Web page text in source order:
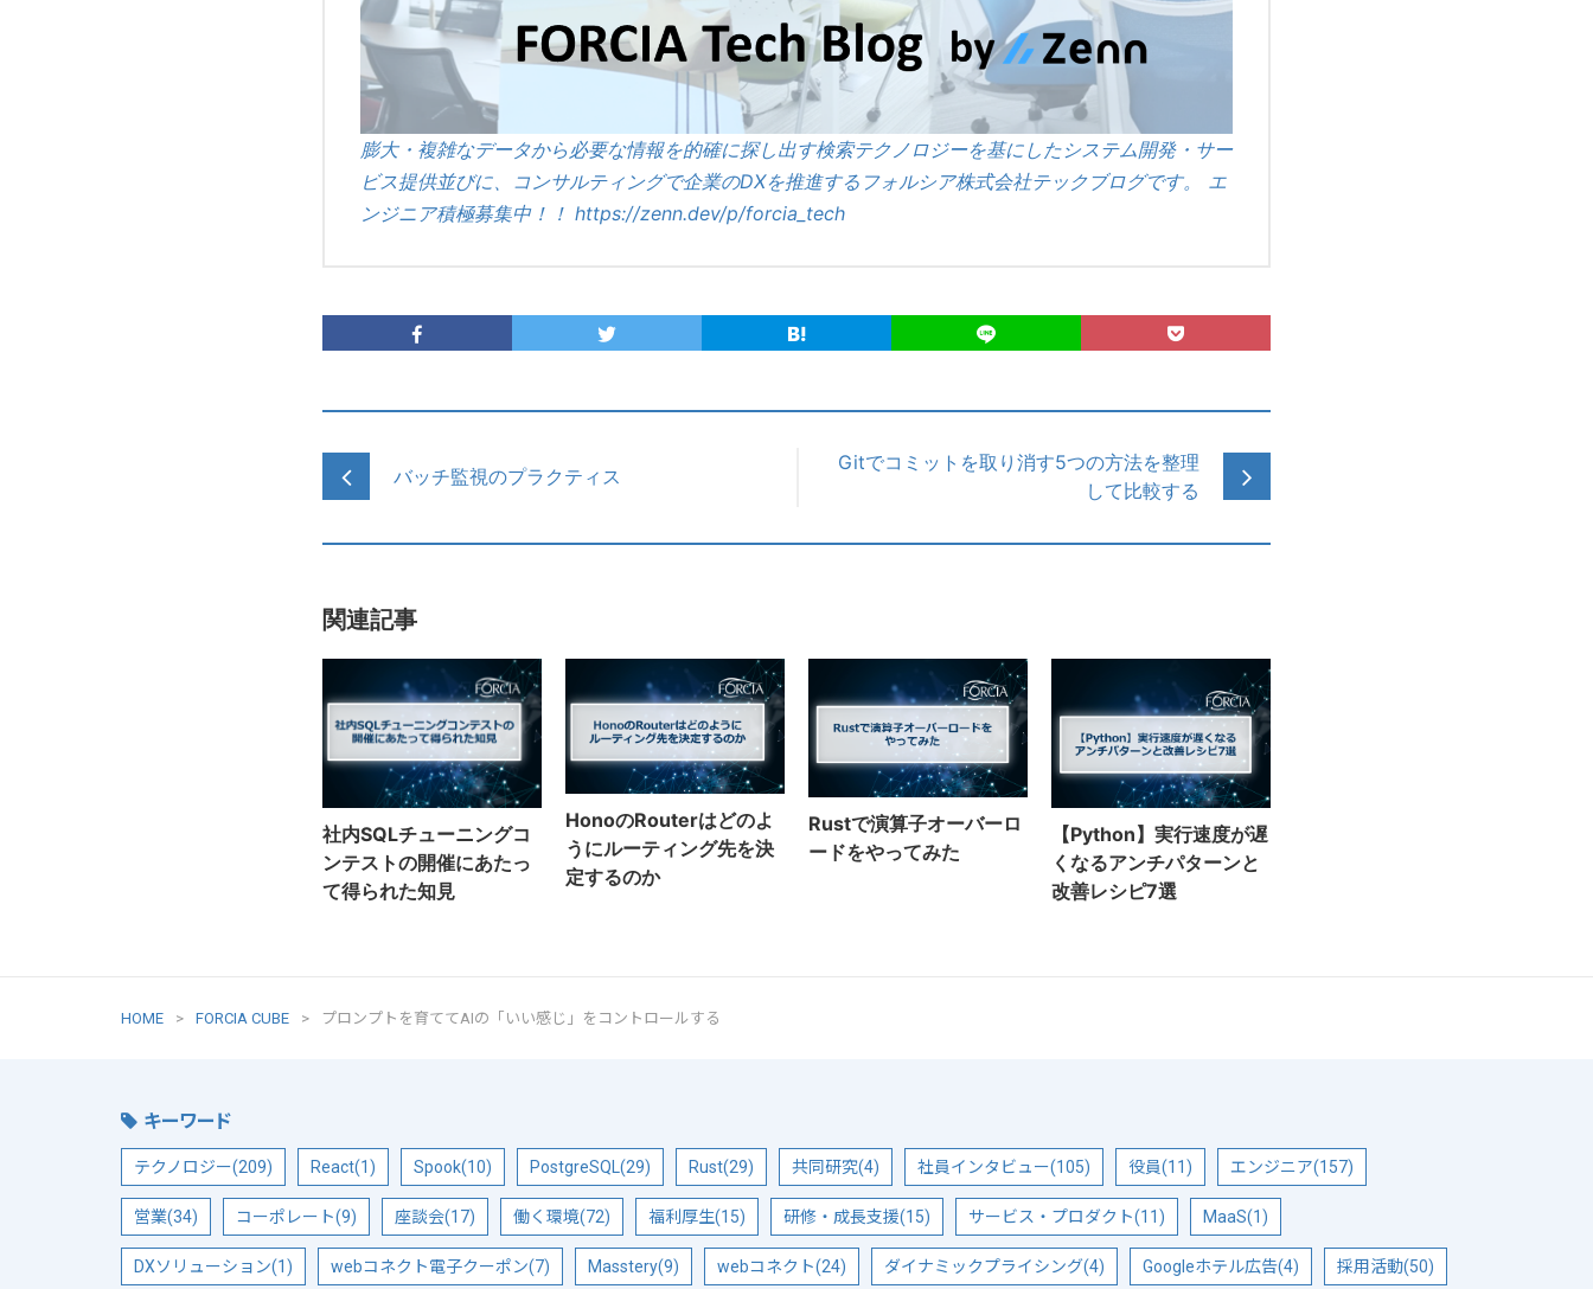
膨大・複雑なデータから必要な情報を的確に探し出す検索テクノロジーを基にしたシステム開発・サー
ビス提供並びに、コンサルティングで企業のDXを推進するフォルシア株式会社テックブログです。 エ
ンジニア積極募集中！！ https://zenn.dev/p/forcia_tech
バッチ監視のプラクティス
Gitでコミットを取り消す5つの方法を整理
して比較する
関連記事
社内SQLチューニングコ
ンテストの開催にあたっ
て得られた知見
HonoのRouterはどのよ
うにルーティング先を決
定するのか
Rustで演算子オーバーロ
ードをやってみた
【Python】実行速度が遅
くなるアンチパターンと
改善レシピ7選
HOME FORCIA CUBE プロンプトを育ててAIの「いい感じ」をコントロールする
キーワード
テクノロジー(209) React(1) Spook(10) PostgreSQL(29) Rust(29) 共同研究(4) 社員インタビュー(105) 役員(11) エンジニア(157)
営業(34) コーポレート(9) 座談会(17) 働く環境(72) 福利厚生(15) 研修・成長支援(15) サービス・プロダクト(11) MaaS(1)
DXソリューション(1) webコネクト電子クーポン(7) Masstery(9) webコネクト(24) ダイナミックプライシング(4) Googleホテル広告(4) 採用活動(50)